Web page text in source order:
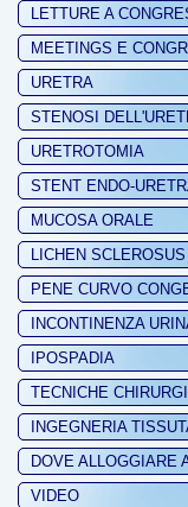
LETTURE A
MEETINGS E
URETRA
STENOSI
URETROTOMIA
STENT ENDO-
MUCOSA ORALE
LICHEN SCLEROSUS
PENE CURVO
INCONTINENZA
IPOSPADIA
TECNICHE
INGEGNERIA
DOVE ALLOGGIARE
VIDEO